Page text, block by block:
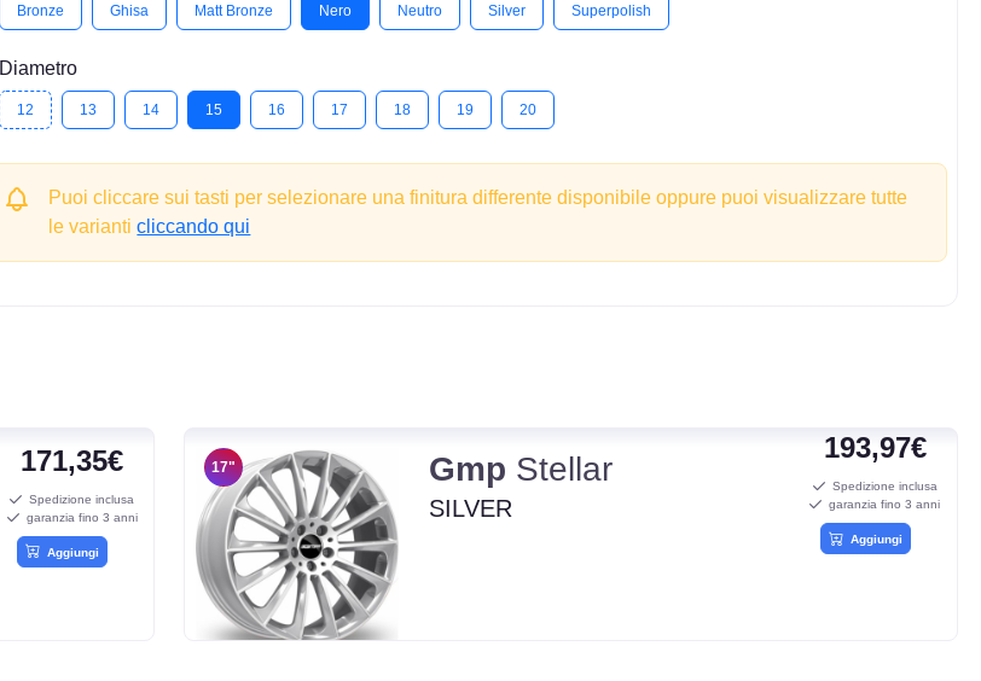
Bronze Ghisa Matt Bronze Nero Neutro Silver Superpolish
Diametro
12 13 14 15 16 17 18 19 20
Puoi cliccare sui tasti per selezionare una finitura differente disponibile oppure puoi visualizzare tutte
le varianticliccando qui
171,35€
Spedizione inclusa
garanzia fino 3 anni
Aggiungi
17" Gmp Stellar
SILVER
193,97€
Spedizione inclusa
garanzia fino 3 anni
Aggiungi